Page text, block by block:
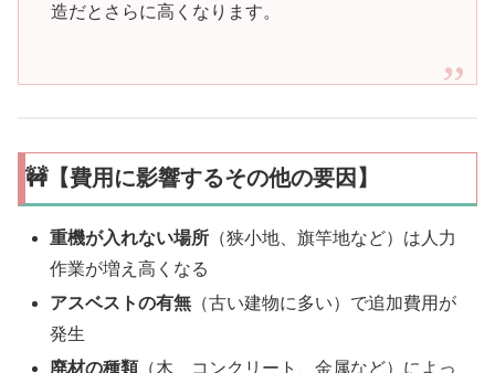
造だとさらに高くなります。
🚧【費用に影響するその他の要因】
重機が入れない場所 （狭小地、旗竿地など）は人力
作業が増え高くなる
アスベストの有無 （古い建物に多い）で追加費用が
発生
廃材の種類（木、コンクリート、金属など）によっ